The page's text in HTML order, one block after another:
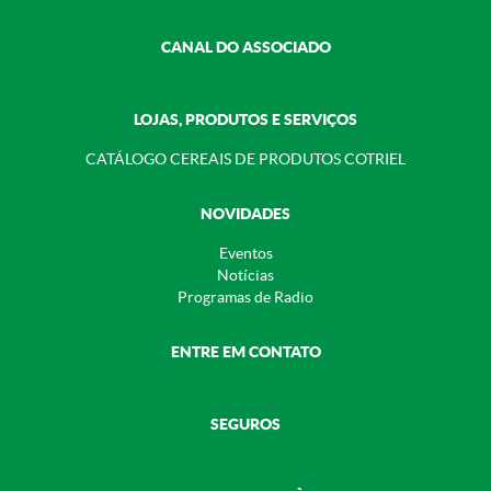
CANAL DO ASSOCIADO
LOJAS, PRODUTOS E SERVIÇOS
CATÁLOGO CEREAIS DE PRODUTOS COTRIEL
NOVIDADES
Eventos
Notícias
Programas de Radio
ENTRE EM CONTATO
SEGUROS